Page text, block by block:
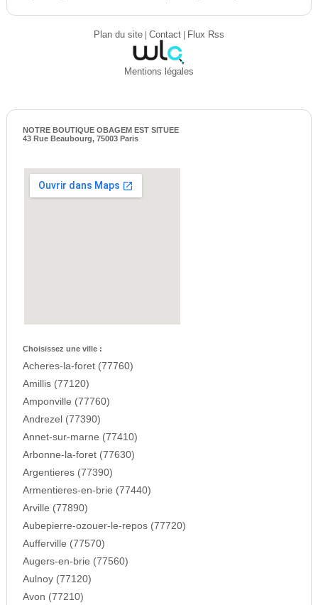
Plan du site| Contact| Flux Rss
Mentions légales
NOTRE BOUTIQUE OBAGEM EST SITUEE
43 Rue Beaubourg, 75003 Paris
Choisissez une ville :
Acheres-la-foret (77760)
Amillis (77120)
Amponville (77760)
Andrezel (77390)
Annet-sur-marne (77410)
Arbonne-la-foret (77630)
Argentieres (77390)
Armentieres-en-brie (77440)
Arville (77890)
Aubepierre-ozouer-le-repos (77720)
Aufferville (77570)
Augers-en-brie (77560)
Aulnoy (77120)
Avon (77210)